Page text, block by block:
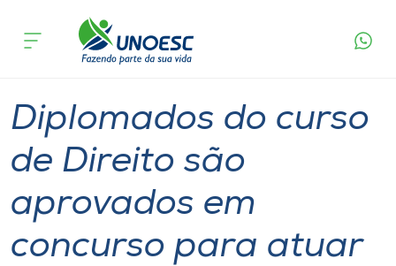
Cursos
Pesquisa
Atendimento ao Estudante
Portal de Ensino
acontece
Catarina
Diplomados do curso
de Direito são
aprovados em
concurso para atuar